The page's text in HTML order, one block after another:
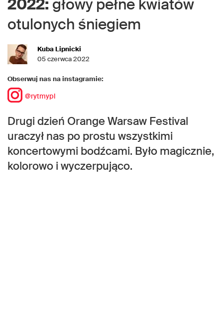
2022: głowy pełne kwiatów
otulonych śniegiem
Kuba Lipnicki
05 czerwca 2022
Obserwuj nas na instagramie:
@rytmypl
Drugi dzień Orange Warsaw Festival
uraczył nas po prostu wszystkimi
koncertowymi bodźcami. Było magicznie,
kolorowo i wyczerpująco.